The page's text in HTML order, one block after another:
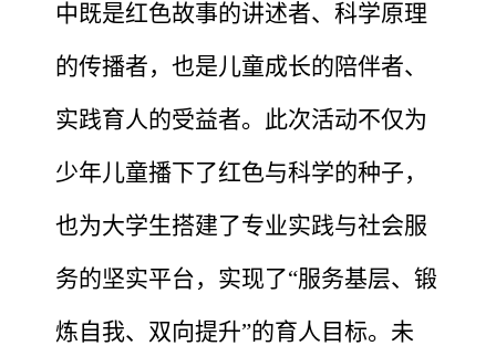
中既是红色故事的讲述者、科学原理
的传播者，也是儿童成长的陪伴者、
实践育人的受益者。 此次活动不仅为
少年儿童播下了红色与科学的种子，
也为大学生搭建了专业实践与社会服
务的坚实平台，实现了“服务基层、锻
炼自我、双向提升”的育人目标。未